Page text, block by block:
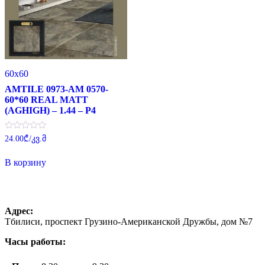
60x60
AMTILE 0973-AM 0570-
60*60 REAL MATT
(AGHIGH) – 1.44 – P4
Оценка
0
5
24.00₾/კვ.მ
В корзину
Адрес:
Тбилиси, проспект Грузино-Американской Дружбы, дом №7
Часы работы: